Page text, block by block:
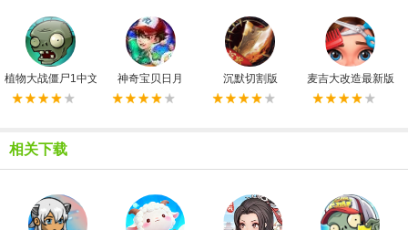
植物大战僵尸1中文原版神奇宝贝日月 沉默切割版 麦吉大改造最新版
相关下载